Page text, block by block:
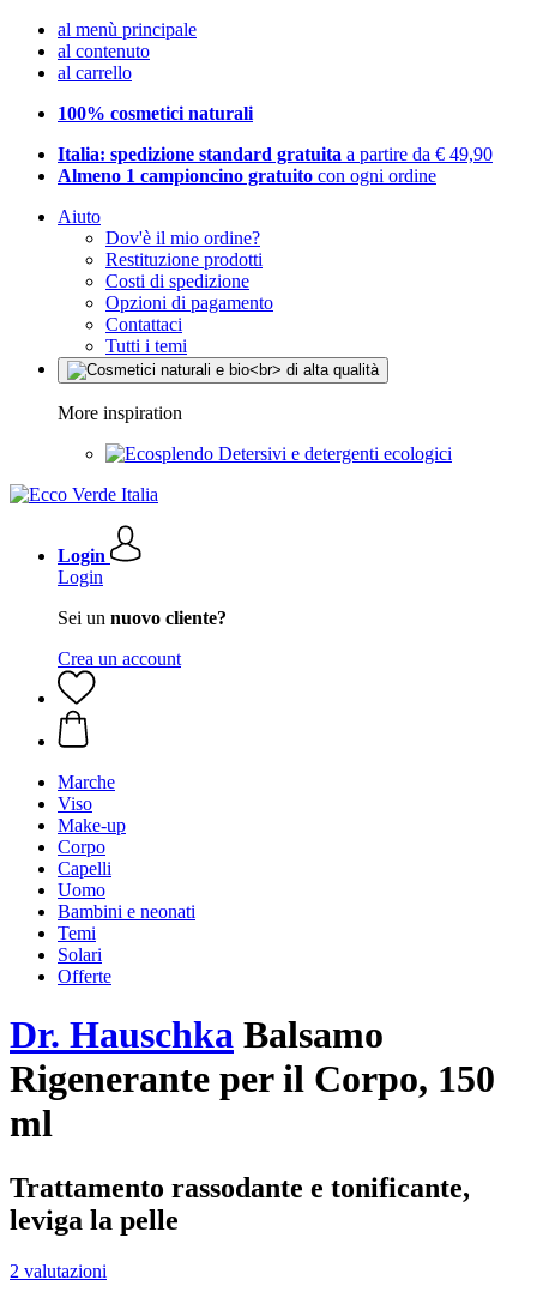
al menù principale
al contenuto
al carrello
100% cosmetici naturali
Italia: spedizione standard gratuita a partire da € 49,90
Almeno 1 campioncino gratuito con ogni ordine
Aiuto
Dov'è il mio ordine?
Restituzione prodotti
Costi di spedizione
Opzioni di pagamento
Contattaci
Tutti i temi
More inspiration
Detersivi e detergenti ecologici
Login
Login
Sei un nuovo cliente?
Crea un account
Marche
Viso
Make-up
Corpo
Capelli
Uomo
Bambini e neonati
Temi
Solari
Offerte
Dr. Hauschka Balsamo
Rigenerante per il Corpo, 150
ml
Trattamento rassodante e tonificante,
leviga la pelle
2 valutazioni